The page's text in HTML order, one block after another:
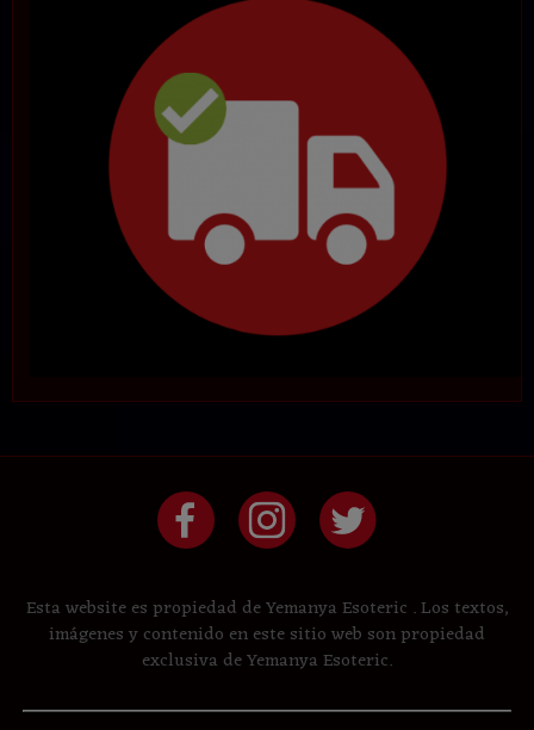
Esta website es propiedad de Yemanya Esoteric . Los textos,
imágenes y contenido en este sitio web son propiedad
exclusiva de Yemanya Esoteric.